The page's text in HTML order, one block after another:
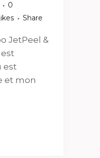
0
Share
JetPeel &
est
et mon